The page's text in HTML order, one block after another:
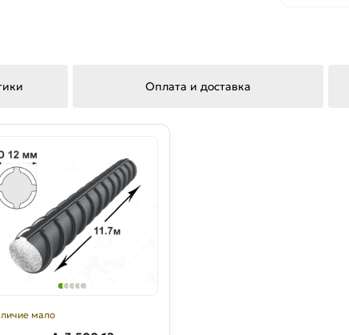
Оплата и доставка
мало